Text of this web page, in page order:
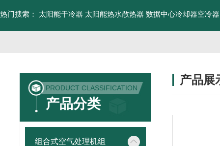
热门搜索： 太阳能干冷器 太阳能热水散热器 数据中心冷却器空冷器
PRODUCT CLASSIFICATION
产品分类
组合式空气处理机组
产品展